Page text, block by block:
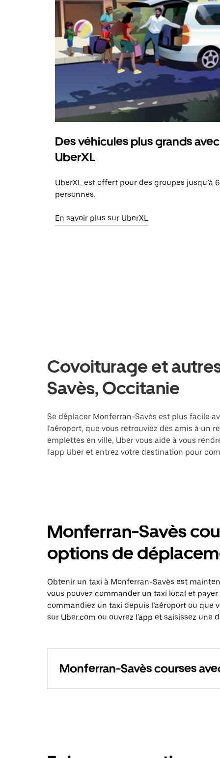
Des véhicules plus grands avec
UberXL
UberXL est offert pour des groupes jusqu’à 6
personnes.
En savoir plus sur UberXL
Covoiturage et
Savès, Occitanie
Se déplacer Monferran-Savès est plus facile
l'aéroport, que vous retrouviez des amis à un
emplettes en ville, Uber vous aide à vous
l'app Uber et entrez votre destination pour
Monferran-Savès
options de
Obtenir un taxi à Monferran-Savès est
vous pouvez commander un taxi local et
commandiez un taxi depuis l’aéroport ou
sur Uber.com ou ouvrez l'app et saisissez une
Monferran-Savès courses